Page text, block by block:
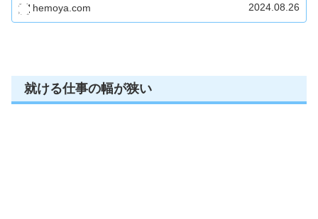
hemoya.com 2024.08.26
就ける仕事の幅が狭い